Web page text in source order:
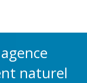
naturel